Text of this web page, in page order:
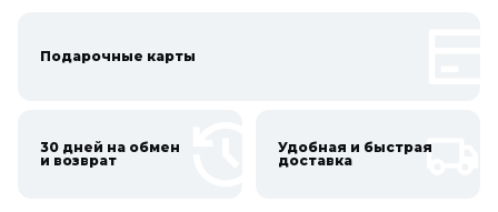
Подарочные карты
30 дней на обмен
и возврат
Удобная и быстрая
доставка